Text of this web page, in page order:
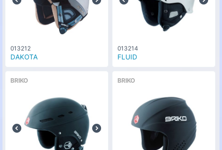
013212
DAKOTA
013214
FLUID
BRIKO BRIKO